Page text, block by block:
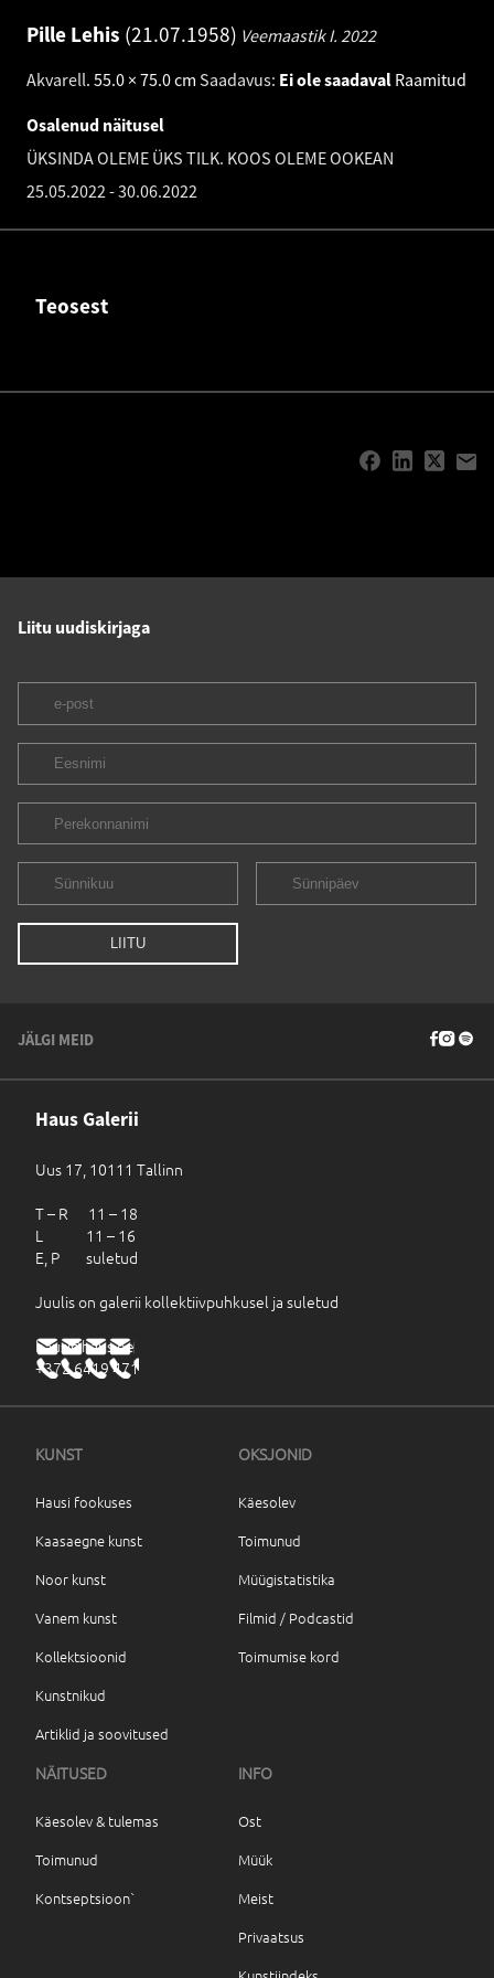
Pille Lehis 21.07.1958 Veemaastik I. 2022
Akvarell. 55.0 × 75.0 cm Saadavus: Ei ole saadaval Raamitud
Osalenud näitusel
ÜKSINDA OLEME ÜKS TILK. KOOS OLEME OOKEAN
25.05.2022 -30.06.2022
Teosest
Liitu uudiskirjaga
JÄLGI MEID
Haus Galerii
Uus 17, 10111 Tallinn
T – R 11 – 18
L 11 – 16
E, P suletud
Juulis on galerii kollektiivpuhkusel ja suletud
haus@haus.ee
+372 6419 471
KUNST
Hausi fookuses
Kaasaegne kunst
Noor kunst
Vanem kunst
Kollektsioonid
Kunstnikud
Artiklid ja soovitused
OKSJONID
Käesolev
Toimunud
Müügistatistika
Filmid / Podcastid
Toimumise kord
NÄITUSED
Käesolev & tulemas
Toimunud
Kontseptsioon`
INFO
Ost
Müük
Meist
Privaatsus